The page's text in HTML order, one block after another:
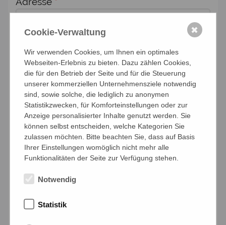
diese Veranstaltung an:
Anzahl Personen
Namen der Personen (Vor- und Nachname)
Ich verpflichte mich, die Zahlung und
Kommunikation für die angemeldeten
Personen zu übernehmen
Cookie-Verwaltung
Wir verwenden Cookies, um Ihnen ein optimales
Webseiten-Erlebnis zu bieten. Dazu zählen Cookies,
die für den Betrieb der Seite und für die Steuerung
unserer kommerziellen Unternehmensziele notwendig
sind, sowie solche, die lediglich zu anonymen
Statistikzwecken, für Komforteinstellungen oder zur
Anzeige personalisierter Inhalte genutzt werden. Sie
können selbst entscheiden, welche Kategorien Sie
zulassen möchten. Bitte beachten Sie, dass auf Basis
Ihrer Einstellungen womöglich nicht mehr alle
Funktionalitäten der Seite zur Verfügung stehen.
Notwendig
Statistik
✖